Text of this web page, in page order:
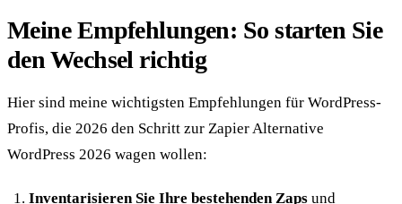
Meine Empfehlungen: So starten Sie
den Wechsel richtig
Hier sind meine wichtigsten Empfehlungen für WordPress-
Profis, die 2026 den Schritt zur Zapier Alternative
WordPress 2026 wagen wollen:
Inventarisieren Sie Ihre bestehenden Zapsund